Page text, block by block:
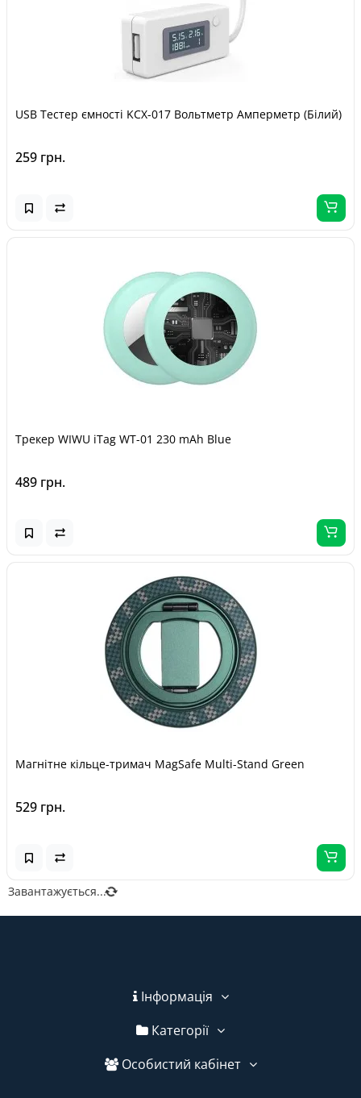
USB Тестер ємності KCX-017 Вольтметр Амперметр (Білий)
259 грн.
Трекер WIWU iTag WT-01 230 mAh Blue
489 грн.
Магнітне кільце-тримач MagSafe Multi-Stand Green
529 грн.
Завантажується...
Інформація
Категорії
Особистий кабінет